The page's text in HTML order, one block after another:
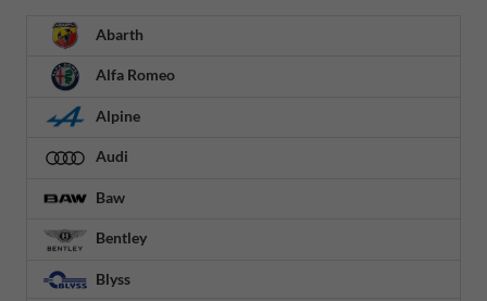
Abarth
Alfa Romeo
Alpine
Audi
Baw
Bentley
Blyss